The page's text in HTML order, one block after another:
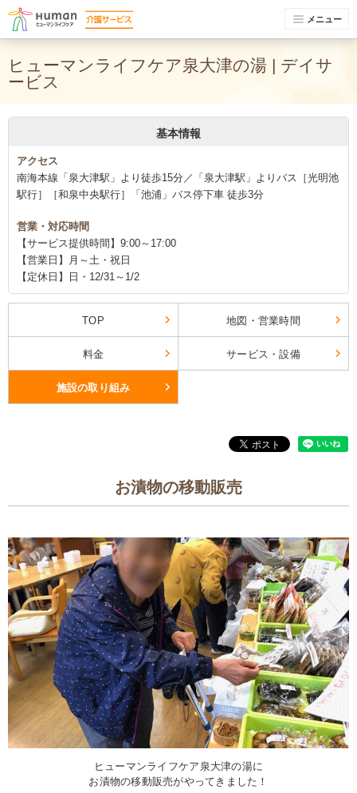
メニュー
ヒューマンライフケア泉大津の湯 | デイサ
ービス
基本情報
アクセス
南海本線「泉大津駅」より徒歩15分／「泉大津駅」よりバス［光明池
駅行］［和泉中央駅行］「池浦」バス停下車 徒歩3分
営業・対応時間
【サービス提供時間】9:00～17:00
【営業日】月～土・祝日
【定休日】日・12/31～1/2
TOP 地図・営業時間
料金 サービス・設備
施設の取り組み
お漬物の移動販売
ヒューマンライフケア泉大津の湯に
お漬物の移動販売がやってきました！